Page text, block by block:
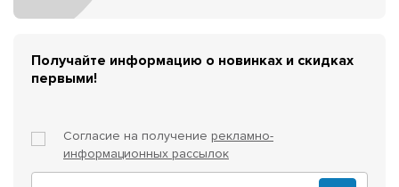
Получайте информацию о новинках и скидках
первыми!
Согласие на получение рекламно-
информационных рассылок